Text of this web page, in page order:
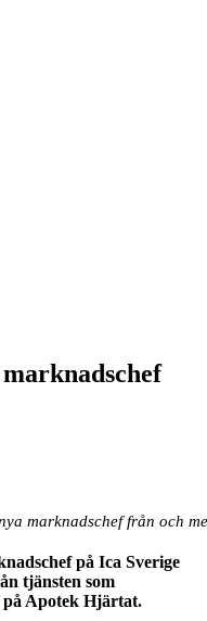
marknadschef från och
på Ica Sverige
tjänsten som
på Apotek Hjärtat.